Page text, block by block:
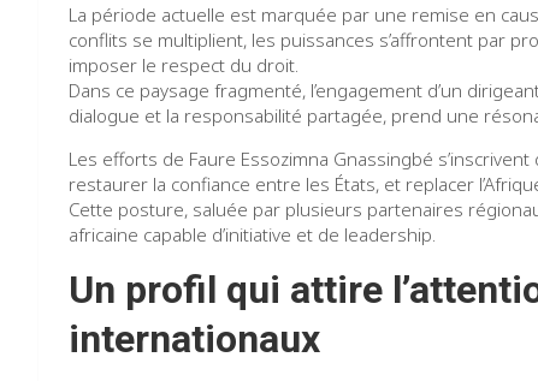
La période actuelle est marquée par une remise en
conflits se multiplient, les puissances s’affrontent par
imposer le respect du droit.
Dans ce paysage fragmenté, l’engagement d’un
dialogue et la responsabilité partagée, prend une
Les efforts de Faure Essozimna Gnassingbé
restaurer la confiance entre les États, et replacer
Cette posture, saluée par plusieurs partenaires
africaine capable d’initiative et de leadership.
Un profil qui attire
internationaux